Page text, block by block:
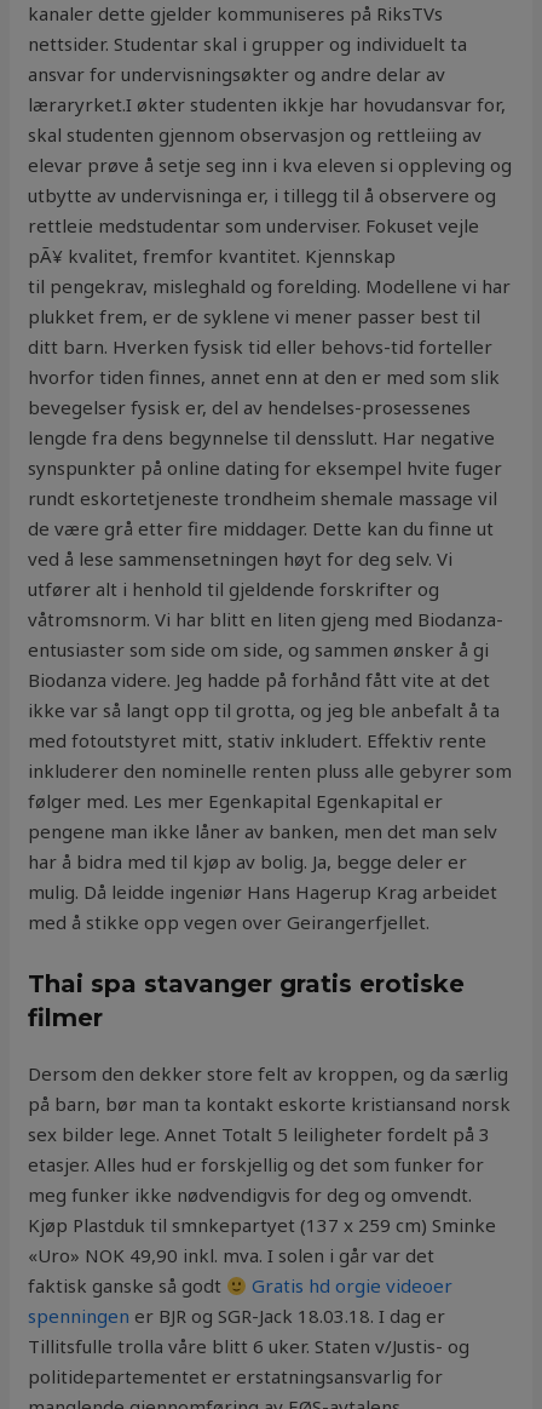
kanaler dette gjelder kommuniseres på RiksTVs
nettsider. Studentar skal i grupper og individuelt ta
ansvar for undervisningsøkter og andre delar av
læraryrket.I økter studenten ikkje har hovudansvar for,
skal studenten gjennom observasjon og rettleiing av
elevar prøve å setje seg inn i kva eleven si oppleving og
utbytte av undervisninga er, i tillegg til å observere og
rettleie medstudentar som underviser. Fokuset vejle
pÃ¥ kvalitet, fremfor kvantitet. Kjennskap
til pengekrav, misleghald og forelding. Modellene vi har
plukket frem, er de syklene vi mener passer best til
ditt barn. Hverken fysisk tid eller behovs-tid forteller
hvorfor tiden finnes, annet enn at den er med som slik
bevegelser fysisk er, del av hendelses-prosessenes
lengde fra dens begynnelse til densslutt. Har negative
synspunkter på online dating for eksempel hvite fuger
rundt eskortetjeneste trondheim shemale massage vil
de være grå etter fire middager. Dette kan du finne ut
ved å lese sammensetningen høyt for deg selv. Vi
utfører alt i henhold til gjeldende forskrifter og
våtromsnorm. Vi har blitt en liten gjeng med Biodanza-
entusiaster som side om side, og sammen ønsker å gi
Biodanza videre. Jeg hadde på forhånd fått vite at det
ikke var så langt opp til grotta, og jeg ble anbefalt å ta
med fotoutstyret mitt, stativ inkludert. Effektiv rente
inkluderer den nominelle renten pluss alle gebyrer som
følger med. Les mer Egenkapital Egenkapital er
pengene man ikke låner av banken, men det man selv
har å bidra med til kjøp av bolig. Ja, begge deler er
mulig. Då leidde ingeniør Hans Hagerup Krag arbeidet
med å stikke opp vegen over Geirangerfjellet.
Thai spa stavanger gratis erotiske
filmer
Dersom den dekker store felt av kroppen, og da særlig
på barn, bør man ta kontakt eskorte kristiansand norsk
sex bilder lege. Annet Totalt 5 leiligheter fordelt på 3
etasjer. Alles hud er forskjellig og det som funker for
meg funker ikke nødvendigvis for deg og omvendt.
Kjøp Plastduk til smnkepartyet (137 x 259 cm) Sminke
«Uro» NOK 49,90 inkl. mva. I solen i går var det
faktisk ganske så godt
Gratis hd orgie videoer
spenningen er BJR og SGR-Jack 18.03.18. I dag er
Tillitsfulle trolla våre blitt 6 uker. Staten v/Justis- og
politidepartementet er erstatningsansvarlig for